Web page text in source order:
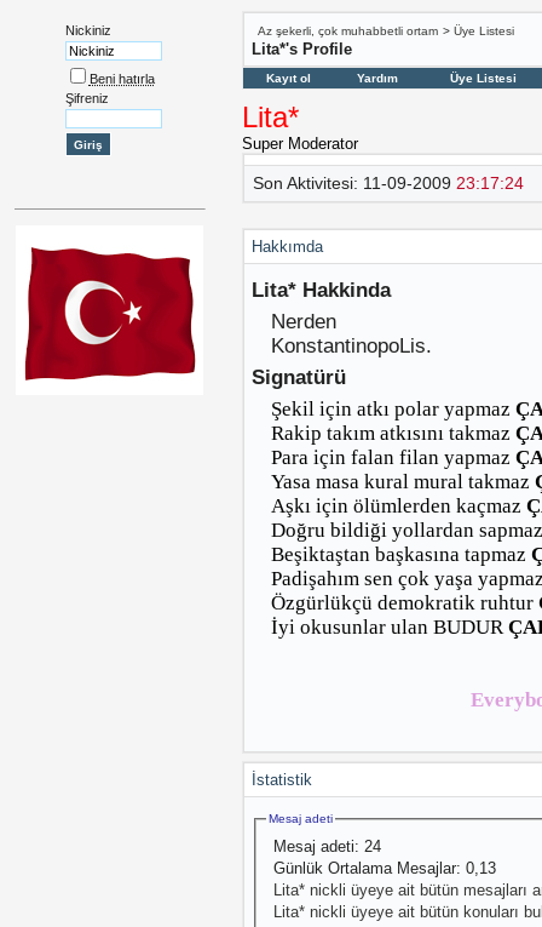
Nickiniz
Beni hatırla
Şifreniz
Az şekerli, çok muhabbetli ortam > Üye Listesi
Lita*'s Profile
Kayıt ol Yardım Üye Listesi
Lita*
Super Moderator
Son Aktivitesi: 11-09-2009 23:17:24
Hakkımda
Lita* Hakkinda
Nerden
KonstantinopoLis.
Signatürü
Şekil için atkı polar yapmaz
Rakip takım atkısını takmaz
Para için falan filan yapmaz
Yasa masa kural mural takmaz
Aşkı için ölümlerden kaçmaz
Doğru bildiği yollardan
Beşiktaştan başkasına tapmaz
Padişahım sen çok yaşa
Özgürlükçü demokratik ruhtur
İyi okusunlar ulan BUDUR
İstatistik
Mesaj adeti
Mesaj adeti: 24
Günlük Ortalama Mesajlar: 0,13
Lita* nickli üyeye ait bütün mesajları
Lita* nickli üyeye ait bütün konuları